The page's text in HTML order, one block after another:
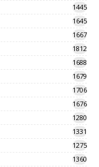
1445
1645
1667
1812
1688
1679
1706
1676
1280
1331
1275
1360